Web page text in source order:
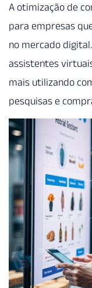
A otimização de
para empresas
no mercado
assistentes
mais utilizando
pesquisas e